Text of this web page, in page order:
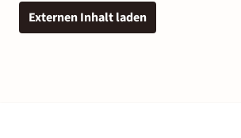
Externen Inhalt laden